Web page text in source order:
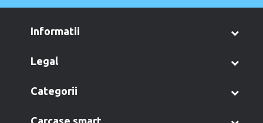
informatii
legal
categorii
carcase smart